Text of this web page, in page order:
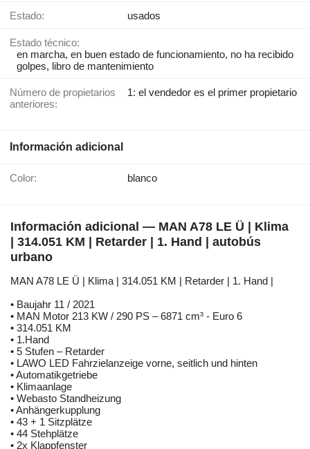
Estado: usados
Estado técnico:
en marcha, en buen estado de funcionamiento, no ha recibido
golpes, libro de mantenimiento
Número de propietarios
anteriores:
1: el vendedor es el primer propietario
Información adicional
Color: blanco
Información adicional — MAN A78 LE Ü | Klima
| 314.051 KM | Retarder | 1. Hand | autobús
urbano
MAN A78 LE Ü | Klima | 314.051 KM | Retarder | 1. Hand |
• Baujahr 11 / 2021
• MAN Motor 213 KW / 290 PS – 6871 cm³ - Euro 6
• 314.051 KM
• 1.Hand
• 5 Stufen – Retarder
• LAWO LED Fahrzielanzeige vorne, seitlich und hinten
• Automatikgetriebe
• Klimaanlage
• Webasto Standheizung
• Anhängerkupplung
• 43 + 1 Sitzplätze
• 44 Stehplätze
• 2x Klappfenster